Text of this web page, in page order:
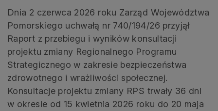
Dnia 2 czerwca 2026 roku Zarząd Województwa
Pomorskiego uchwałą nr 740/194/26 przyjął
Raport z przebiegu i wyników konsultacji
projektu zmiany Regionalnego Programu
Strategicznego w zakresie bezpieczeństwa
zdrowotnego i wrażliwości społecznej.
Konsultacje projektu zmiany RPS trwały 36 dni
w okresie od 15 kwietnia 2026 roku do 20 maja